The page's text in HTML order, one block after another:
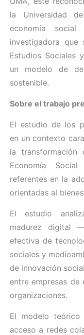
la Universidad
economía
investigadora
Estudios Sociales
un modelo de
sostenible.
Sobre el trabajo
El estudio de los
en un contexto
la transformación
Economía
referentes en la
orientadas al
El estudio
madurez digital
efectiva de
sociales y
de innovación
entre empresas
organizaciones.
El modelo
acceso a redes